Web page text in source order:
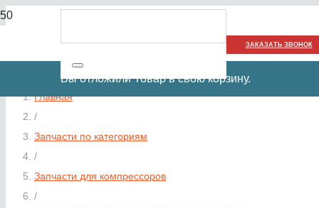
ЗАКАЗАТЬ ЗВОНОК
Вы отложилиТоварв свою корзину.
Главная
/
Запчасти по категориям
/
Запчасти для компрессоров
/